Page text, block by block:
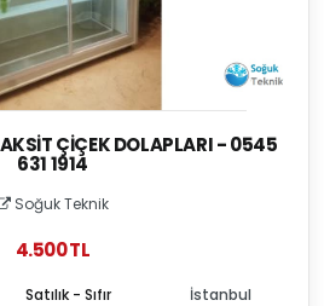
ÇIÇEK DOLAPLARI - 0545
631 1914
Soğuk Teknik
4.500 TL
Satılık - Sıfır İstanbul